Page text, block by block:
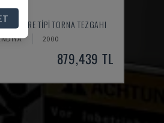
C1
- İSVIÇRE TIPI TORNA TEZGAHI
2000
879,439 TL